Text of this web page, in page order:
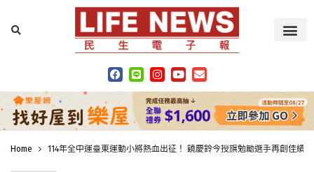
Home 114年全中運臺東運動小將熱血出征！ 饒慶鈴今授旗勉勵選手再創佳績